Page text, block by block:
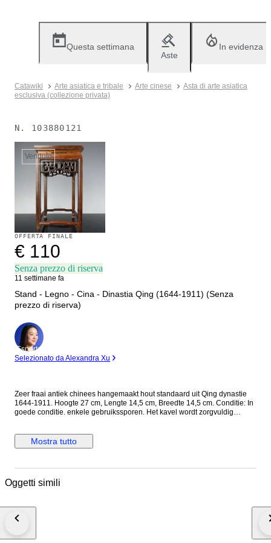
Questa settimana
Aste
In evidenza
Catawiki Arte asiatica e tribale Arte cinese
Asta di arte asiatica
esclusiva (collezione privata)
N. 103880121
Venduto
OFFERTA FINALE
€ 110
Senza prezzo di riserva
11 settimane fa
Stand - Legno - Cina - Dinastia Qing (1644-1911) (Senza
prezzo di riserva)
Esperto
Selezionato da Alexandra Xu
Zeer fraai antiek chinees hangemaakt hout standaard uit Qing dynastie
1644-1911. Hoogte 27 cm, Lengte 14,5 cm, Breedte 14,5 cm. Conditie: In
goede conditie. enkele gebruikssporen. Het kavel wordt zorgvuldig
Mostra tutto
Oggetti simili